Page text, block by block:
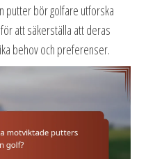
putter bör golfare utforska
att säkerställa att deras
behov och preferenser.